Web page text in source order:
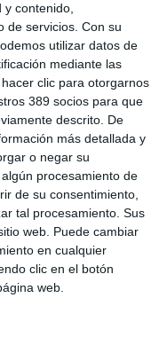
contenido,
de servicios. Con su
utilizar datos de
mediante las
clic para otorgarnos
389 socios para que
descrito. De
más detallada y
o negar su
procesamiento de
de su consentimiento,
tal procesamiento. Sus
web. Puede cambiar
en cualquier
clic en el botón
web.
mes de marzo, las
en buena parte de
la Región de Murcia y
18.000 hectáreas
hasta la fecha una
a los 60 millones
que ha abonado
de euros a
de seguro, como
y seguros ganaderos.
noticias como esta,